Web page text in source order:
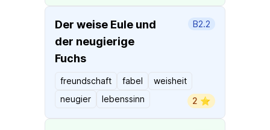
Der weise Eule und
der neugierige
Fuchs
B2.2
freundschaft fabel
weisheit
neugier
lebenssinn 2 ⭐️